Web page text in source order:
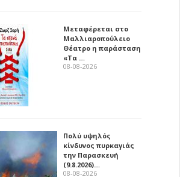
Μεταφέρεται στο
Μαλλιαροπούλειο
Θέατρο η παράσταση
«Τα …
08-08-2026
Πολύ υψηλός
κίνδυνος πυρκαγιάς
την Παρασκευή
(9.8.2026)…
08-08-2026